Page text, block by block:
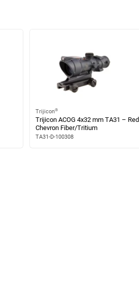
Trijicon®
Trijicon ACOG 4x32 mm TA31 – Red
Chevron Fiber/Tritium
TA31-D-100308